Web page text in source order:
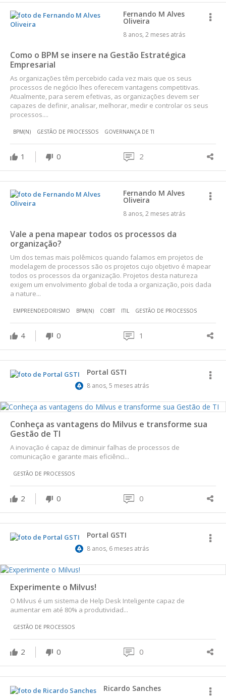
Fernando M Alves
Oliveira
8 anos, 2 meses atrás
Como o BPM se insere na Gestão Estratégica
Empresarial
As organizações têm percebido cada vez mais que os seus
processos de negócio lhes oferecem vantagens competitivas.
Atualmente, para serem efetivas, as organizações devem ser
capazes de definir, analisar, melhorar, medir e controlar os seus
processos....
BPM(N) GESTÃO DE PROCESSOS GOVERNANÇA DE TI
1 0 2
Fernando M Alves
Oliveira
8 anos, 2 meses atrás
Vale a pena mapear todos os processos da
organização?
Um dos temas mais polêmicos quando falamos em projetos de
modelagem de processos são os projetos cujo objetivo é mapear
todos os processos da organização. Projetos desta natureza
exigem um envolvimento global de toda a organização, pois dada
a nature...
EMPREENDEDORISMO BPM(N) COBIT ITIL GESTÃO DE PROCESSOS
4 0 1
Portal GSTI
8 anos, 5 meses atrás
Conheça as vantagens do Milvus e transforme sua
Gestão de TI
A inovação é capaz de diminuir falhas de processos de
comunicação e garante mais eficiênci...
GESTÃO DE PROCESSOS
2 0 0
Portal GSTI
8 anos, 6 meses atrás
Experimente o Milvus!
O Milvus é um sistema de Help Desk Inteligente capaz de
aumentar em até 80% a produtividad...
GESTÃO DE PROCESSOS
2 0 0
Ricardo Sanches